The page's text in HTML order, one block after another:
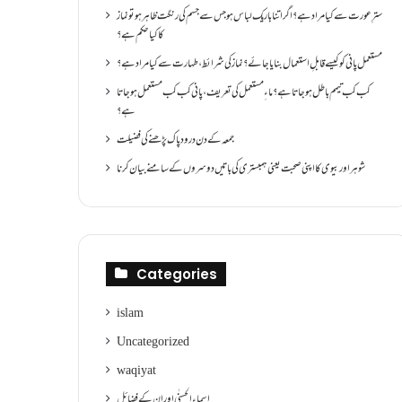
سترِ عورت سے کیا مراد ہے؟اگر اتنا باریک لباس ہو جس سے جسم کی رنگت ظاہر ہو تو نماز
کا کیا حکم ہے؟
مستعمل پانی کو کیسے قابلِ استعمال بنایا جائے؟ نماز کی شرائط ،طہارت سے کیا مراد ہے؟
کب کب تیمم باطل ہو جاتا ہے؟ ماءِ مستعمل کی تعریف ،پانی کب کب مستعمل ہو جاتا
ہے؟
جمعہ کے دن درود پاک پڑھنے کی فضیلت
شوہر اور بیوی کا اپنی صحبت یعنی ہمبستری کی باتیں دوسروں کے سامنے بیان کرنا
Categories
islam
Uncategorized
waqiyat